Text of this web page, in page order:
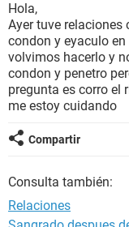
BIENESTAR
SEXUALIDAD
GLOSARIO
Hola,
Ayer tuve relaciones
condon y eyaculo
volvimos hacerlo y
condon y penetro
pregunta es corro el
me estoy cuidando
Compartir
Consulta también:
Relaciones